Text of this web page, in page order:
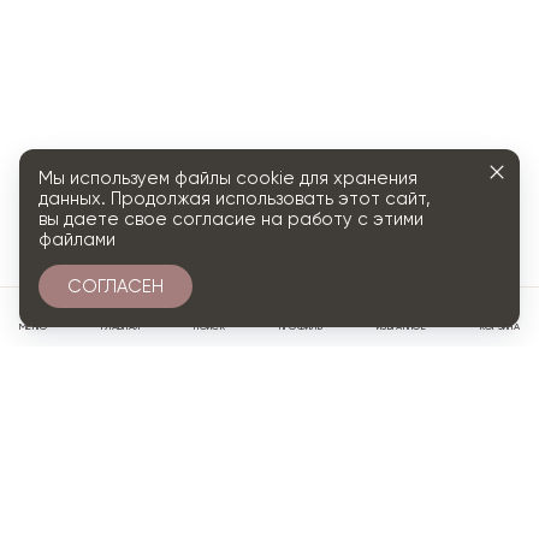
МЕНЮ ГЛАВНАЯ ПОИСК ПРОФИЛЬ ИЗБРАННОЕ КОРЗИНА
Мы используем файлы cookie для хранения
данных. Продолжая использовать этот сайт,
вы даете свое согласие на работу с этими
файлами
СОГЛАСЕН